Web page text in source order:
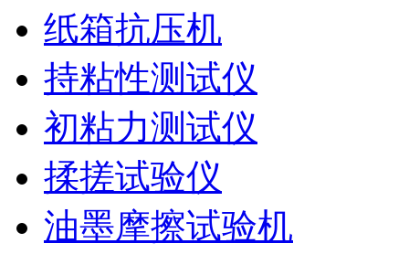
纸箱抗压机
持粘性测试仪
初粘力测试仪
揉搓试验仪
油墨摩擦试验机